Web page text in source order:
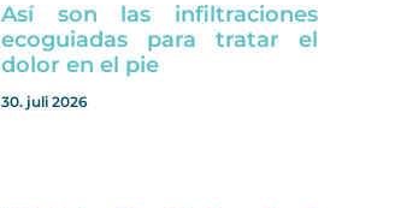
Así son las infiltraciones
ecoguiadas para tratar el
dolor en el pie
30. juli 2026